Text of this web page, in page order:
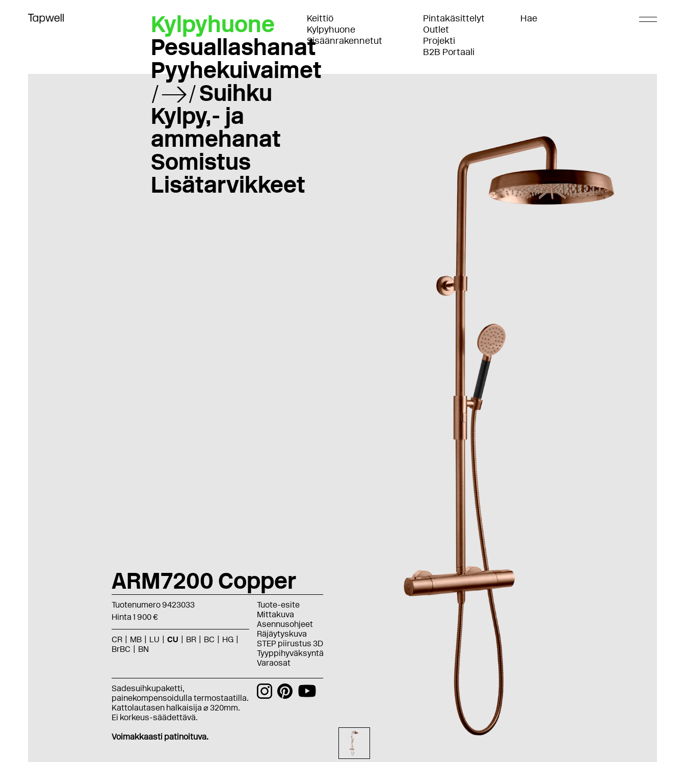
Kylpyhuone
Pesuallashanat
Pyyhekuivaimet
Suihku
Kylpy,- ja
ammehanat
Somistus
Lisätarvikkeet
Keittiö
Kylpyhuone
Sisäänrakennetut
Pintakäsittelyt
Outlet
Projekti
B2B Portaali
Hae
ARM7200 Copper
Tuotenumero 9423033
Hinta 1 900 €
CR MB LU CU BR BC
HG
BrBC
BN
Tuote-esite
Mittakuva
Asennusohjeet
Räjäytyskuva
STEP piirustus 3D
Tyyppihyväksyntä
Varaosat
Sadesuihkupaketti,
painekompensoidulla termostaatilla.
Kattolautasen halkaisija ⌀ 320mm.
Ei korkeus-säädettävä.
Voimakkaasti patinoituva.